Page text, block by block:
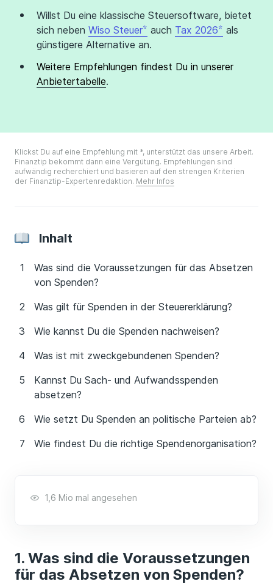
Willst Du eine klassische Steuersoftware, bietet
sich neben Wiso Steuer auch Tax 2026
als
günstigere Alternative an.
Weitere Empfehlungen findest Du in unserer
Anbietertabelle.
Klickst Du auf eine Empfehlung mit *, unterstützt das unsere Arbeit.
Finanztip bekommt dann eine Vergütung. Empfehlungen sind
aufwändig recherchiert und basieren auf den strengen Kriterien
der Finanztip-Expertenredaktion. Mehr Infos
Inhalt
Was sind die Voraussetzungen für das Absetzen
von Spenden?
Was gilt für Spenden in der Steuererklärung?
Wie kannst Du die Spenden nachweisen?
Was ist mit zweckgebundenen Spenden?
Kannst Du Sach- und Aufwandsspenden
absetzen?
Wie setzt Du Spenden an politische Parteien ab?
Wie findest Du die richtige Spendenorganisation?
1,6 Mio mal angesehen
Was sind die Voraussetzungen
für das Absetzen von Spenden?